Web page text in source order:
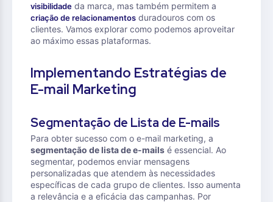
visibilidade da marca, mas também permitem a
criação de relacionamentos duradouros com os
clientes. Vamos explorar como podemos aproveitar
ao máximo essas plataformas.
Implementando Estratégias de
E-mail Marketing
Segmentação de Lista de E-mails
Para obter sucesso com o e-mail marketing, a
segmentação de lista de e-mails é essencial. Ao
segmentar, podemos enviar mensagens
personalizadas que atendem às necessidades
específicas de cada grupo de clientes. Isso aumenta
a relevância e a eficácia das campanhas. Por